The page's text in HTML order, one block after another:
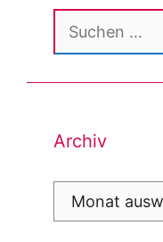
Suchen
nach:
Archiv
Archiv